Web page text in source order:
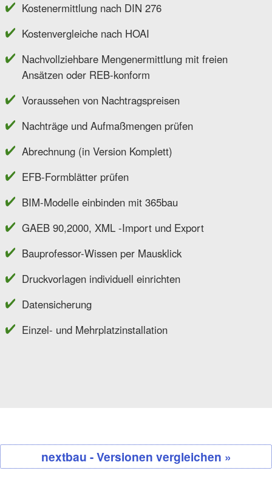
Kostenermittlung nach DIN 276
Kostenvergleiche nach HOAI
Nachvollziehbare Mengenermittlung mit freien
Ansätzen oder REB-konform
Voraussehen von Nachtragspreisen
Nachträge und Aufmaßmengen prüfen
Abrechnung (in Version Komplett)
EFB-Formblätter prüfen
BIM-Modelle einbinden mit 365bau
GAEB 90,2000, XML -Import und Export
Bauprofessor-Wissen per Mausklick
Druckvorlagen individuell einrichten
Datensicherung
Einzel- und Mehrplatzinstallation
nextbau - Versionen vergleichen »